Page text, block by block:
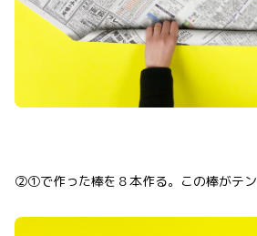
②①で作った棒を８本作る。この棒がテン